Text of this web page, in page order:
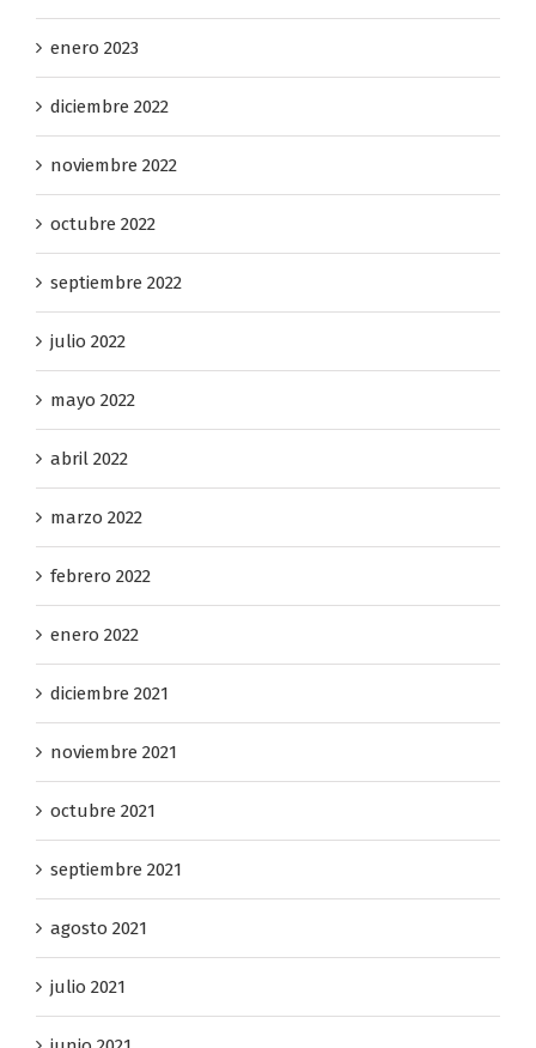
febrero 2023
enero 2023
diciembre 2022
noviembre 2022
octubre 2022
septiembre 2022
julio 2022
mayo 2022
abril 2022
marzo 2022
febrero 2022
enero 2022
diciembre 2021
noviembre 2021
octubre 2021
septiembre 2021
agosto 2021
julio 2021